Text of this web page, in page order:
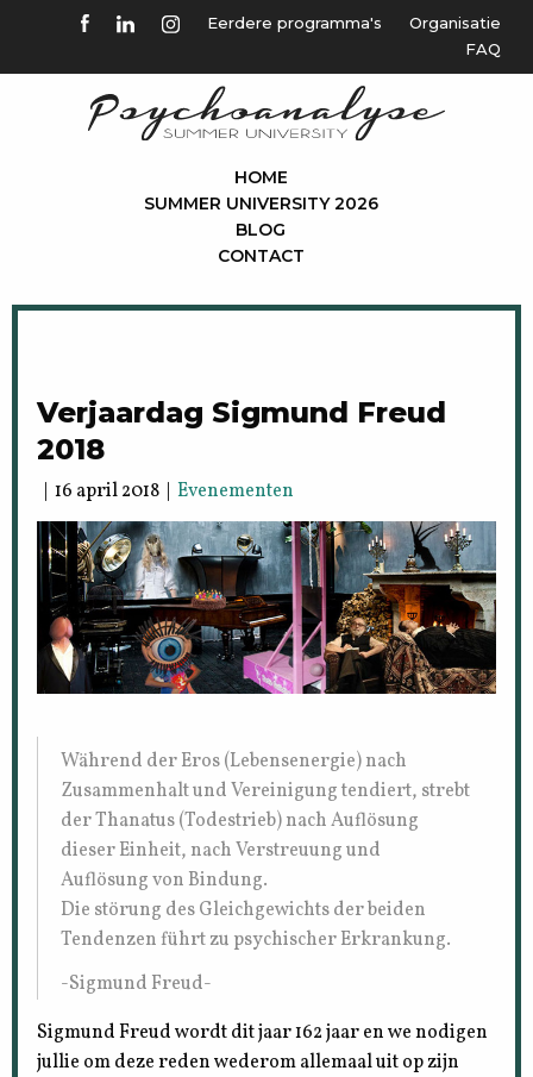
Eerdere programma's
Organisatie
FAQ
HOME
SUMMER UNIVERSITY 2026
BLOG
CONTACT
Verjaardag Sigmund Freud
2018
| 16 april 2018 |Evenementen
Während der Eros (Lebensenergie) nach
Zusammenhalt und Vereinigung tendiert, strebt
der Thanatus (Todestrieb) nach Auflösung
dieser Einheit, nach Verstreuung und
Auflösung von Bindung.
Die störung des Gleichgewichts der beiden
Tendenzen führt zu psychischer Erkrankung.
-Sigmund Freud-
Sigmund Freud wordt dit jaar 162 jaar en we nodigen
jullie om deze reden wederom allemaal uit op zijn